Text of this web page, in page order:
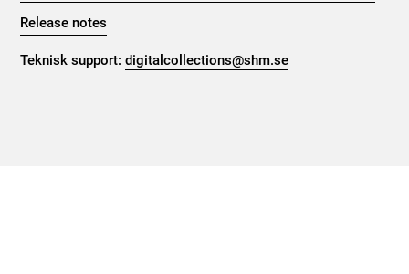
Release notes
Teknisk support:digitalcollections@shm.se